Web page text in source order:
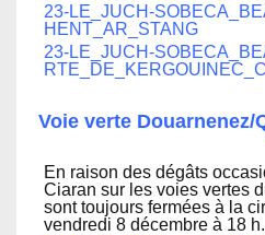
23-LE_JUCH-
HENT_AR_STANG
23-LE_JUCH-
Voie verte Douarnenez/
En raison des dégâts
Ciaran sur les voies vertes
sont toujours fermées à la
vendredi 8 décembre à 18 h.